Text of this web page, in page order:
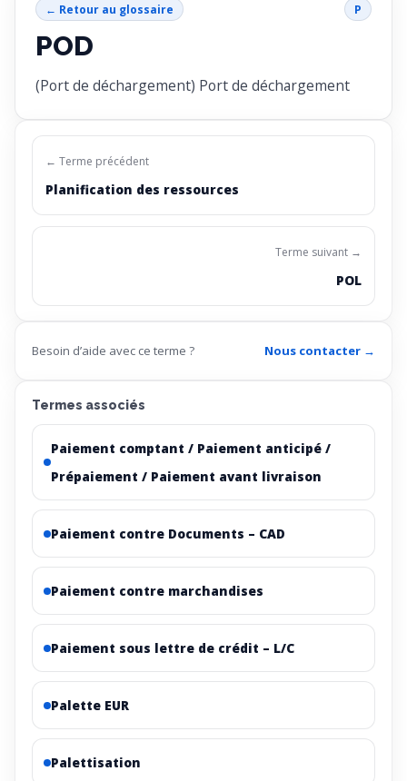
← Retour au glossaire P
POD
(Port de déchargement) Port de déchargement
← Terme précédent
Planification des ressources
Terme suivant →
POL
Besoin d’aide avec ce terme ? Nous contacter →
Termes associés
Paiement comptant / Paiement anticipé /
Prépaiement / Paiement avant livraison
Paiement contre Documents – CAD
Paiement contre marchandises
Paiement sous lettre de crédit – L/C
Palette EUR
Palettisation